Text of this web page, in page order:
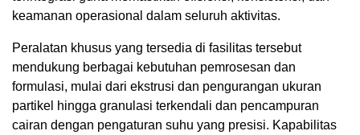
keamanan operasional dalam seluruh aktivitas.
Peralatan khusus yang tersedia di fasilitas tersebut
mendukung berbagai kebutuhan pemrosesan dan
formulasi, mulai dari ekstrusi dan pengurangan ukuran
partikel hingga granulasi terkendali dan pencampuran
cairan dengan pengaturan suhu yang presisi. Kapabilitas